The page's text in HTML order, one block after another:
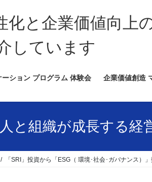
化と企業価値向上
しています
ション プログラム 体験会 企業価値創造
人と組織が成長する経
「SRI」投資から「ESG（ 環境･社会･ガバナンス）